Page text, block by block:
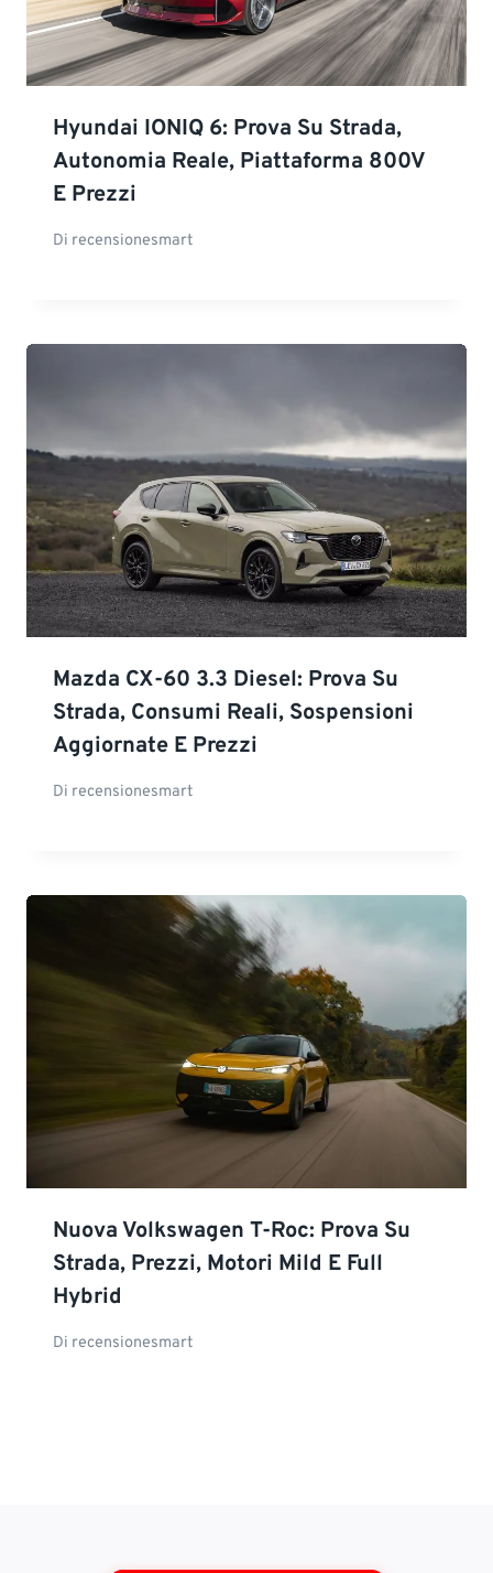
Hyundai IONIQ 6: Prova Su Strada,
Autonomia Reale, Piattaforma 800V
E Prezzi
Di recensionesmart
Mazda CX-60 3.3 Diesel: Prova Su
Strada, Consumi Reali, Sospensioni
Aggiornate E Prezzi
Di recensionesmart
Nuova Volkswagen T-Roc: Prova Su
Strada, Prezzi, Motori Mild E Full
Hybrid
Di recensionesmart